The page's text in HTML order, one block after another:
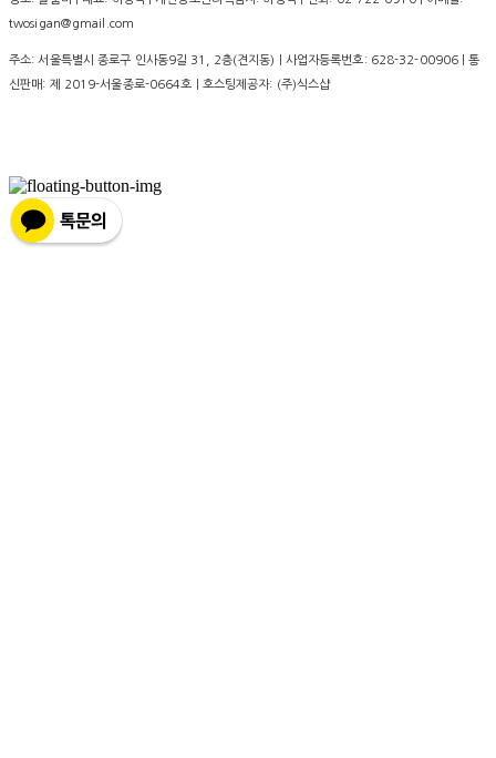
twosigan@gmail.com
주소: 서울특별시 종로구 인사동9길 31, 2층(견지동) | 사업자등록번호: 628-32-00906 | 통
신판매: 제 2019-서울종로-0664호 | 호스팅제공자: (주)식스샵